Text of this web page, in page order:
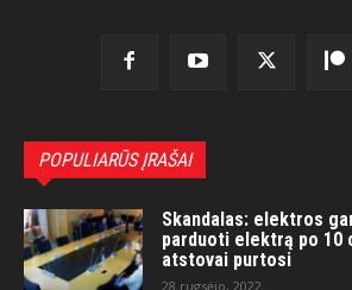
POPULIARŪS ĮRAŠAI
Skandalas: elektros
parduoti elektrą po 10
atstovai purtosi
28 rugsėjo, 2022